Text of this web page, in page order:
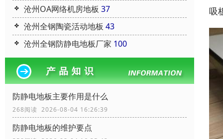
沧州OA网络机房地板 37
沧州全钢陶瓷活动地板 43
沧州全钢防静电地板厂家 100
防静电地板主要作用是什么
268阅读 2026-08-04 16:26:39
防静电地板的维护要点
吸